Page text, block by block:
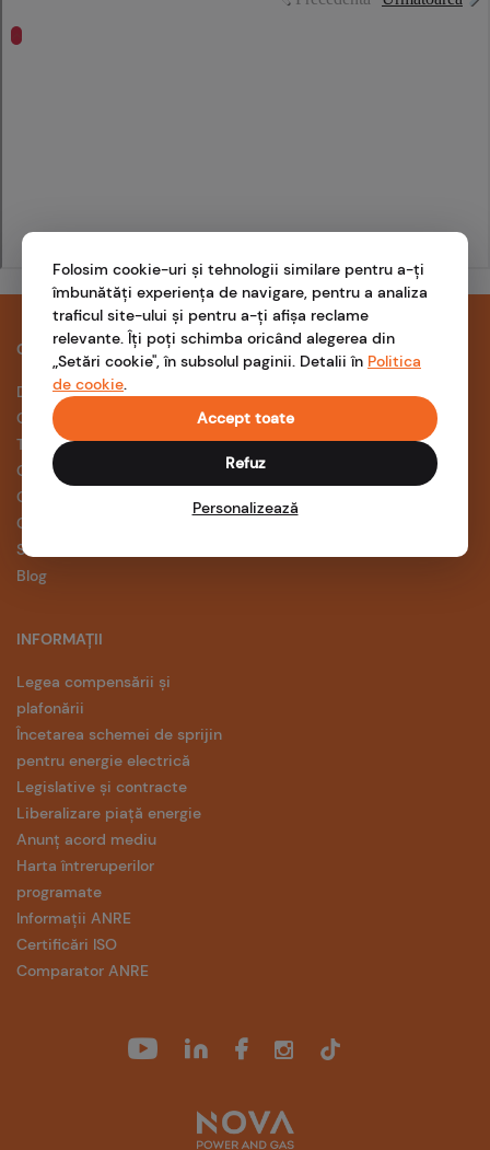
COMPANIE
Despre noi
Cariere
Termeni și condiții
Confidențialitate
Conformitate
Cookies
Setări cookie
Blog
INFORMAȚII
Legea compensării și
plafonării
Încetarea schemei de sprijin
pentru energie electrică
Legislative și contracte
Liberalizare piață energie
Anunț acord mediu
Harta întreruperilor
programate
Informații ANRE
Certificări ISO
Comparator ANRE
SUPORT
Întrebări frecvente
Ghidul prosumatorului
Aplicația NOVA
Formular suport
Folosim cookie-uri și tehnologii similare pentru a-ți
îmbunătăți experiența de navigare, pentru a analiza
traficul site-ului și pentru a-ți afișa reclame
relevante. Îți poți schimba oricând alegerea din
„Setări cookie", în subsolul paginii. Detalii în Politica
de cookie.
Accept toate
Refuz
Personalizează